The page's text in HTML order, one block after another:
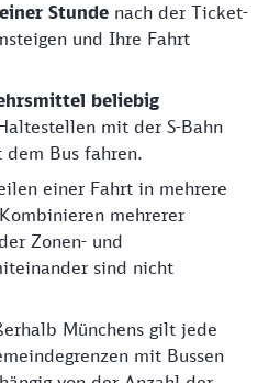
Stunde nach der Ticket-
und Ihre Fahrt
beliebig
mit der S-Bahn
Bus fahren.
einer Fahrt in mehrere
mehrerer
Zonen- und
sind nicht
Münchens gilt jede
mit Bussen